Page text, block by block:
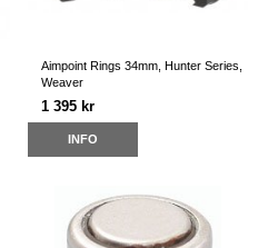
Aimpoint Rings 34mm, Hunter Series,
Weaver
1 395 kr
INFO